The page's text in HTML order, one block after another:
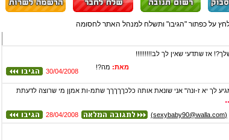
על כפתור "הגיבו" ותשלח למנהל האתר לחסומה
אז שתדעי שאין לך לב!!!!!!!!!
30/04/2008
מאת: מה?!
לך יא ז-ונה'' אני שונאת אותה כלכךךךךך שתמ-ות אמןן מי שרוצה לדעתת
28/04/2008 (sexybaby90@walla.com)